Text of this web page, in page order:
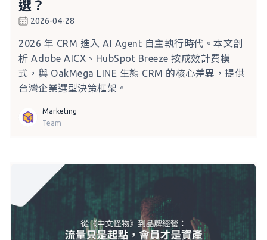
選？
2026-04-28
2026 年 CRM 進入 AI Agent 自主執行時代。本文剖
析 Adobe AICX、HubSpot Breeze 按成效計費模
式，與 OakMega LINE 生態 CRM 的核心差異，提供
台灣企業選型決策框架。
Marketing
Team